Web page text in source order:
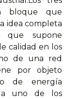
bloque que
idea completa
que supone
calidad en los
de una red
por objeto
de energía
uno de los